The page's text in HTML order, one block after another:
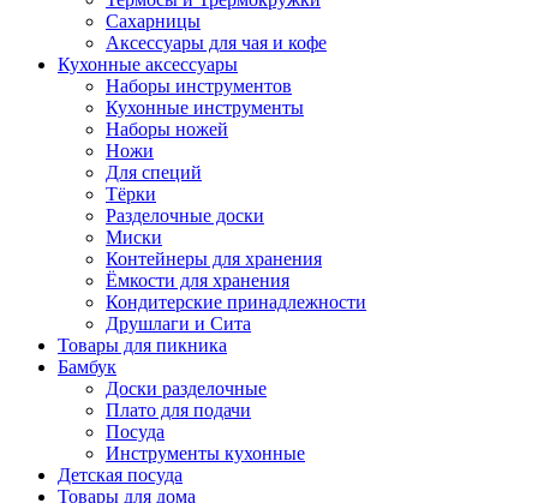
Сахарницы
Аксессуары для чая и кофе
Кухонные аксессуары
Наборы инструментов
Кухонные инструменты
Наборы ножей
Ножи
Для специй
Тёрки
Разделочные доски
Миски
Контейнеры для хранения
Ёмкости для хранения
Кондитерские принадлежности
Друшлаги и Сита
Товары для пикника
Бамбук
Доски разделочные
Плато для подачи
Посуда
Инструменты кухонные
Детская посуда
Товары для дома